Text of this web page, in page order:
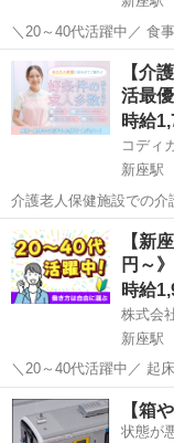
＼20～40代活躍中／ 食事の介助など生活サポート きれいな新座市の
デイサービス POINT ‾‾‾‾‾‾‾‾‾‾‾‾‾ *落ち着いた雰囲気の中で、ゆとりを持
ってお仕事ができます*
埼玉 新座市 新
【介
活最
時給
コディ
新座駅
介護老人保健施設での
務内容の詳細は異なります。 【業務内容の一例】 ■食事
助 ■排せつ介助 ■生活援
いていた内容と...
埼玉 新座市 新座
【新
円～
時給
株式会
新座駅
＼20～40代活躍中／ 起床の介助等 夜勤の介護業務 明るい新座市の高
級シニアマンション */* *高時給!しっかり稼げる夜勤ワーク* *＼* 入居
者さんの生活のサポー
メイン...
埼玉 新座市 新
【箱
状態が